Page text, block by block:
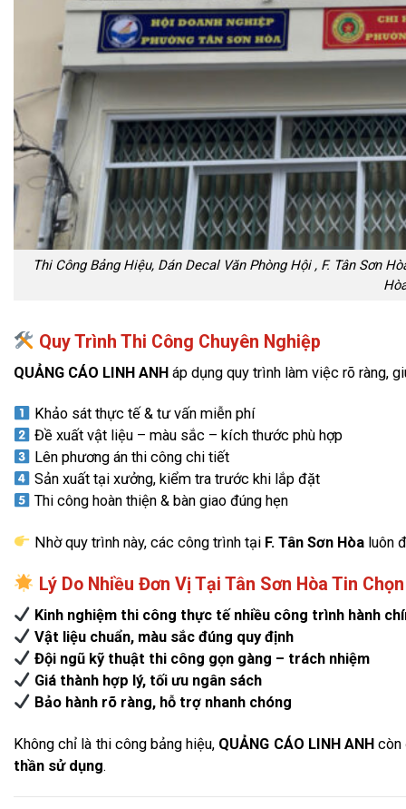
Thi Công Bảng Hiệu, Dán Decal Văn Phòng Hội , F. Tân Sơn
Quy Trình Thi Công Chuyên Nghiệp
QUẢNG CÁO LINH ANH áp dụng quy trình làm việc rõ ràng,
Khảo sát thực tế & tư vấn miễn phí
Đề xuất vật liệu – màu sắc – kích thước phù hợp
Lên phương án thi công chi tiết
Sản xuất tại xưởng, kiểm tra trước khi lắp đặt
Thi công hoàn thiện & bàn giao đúng hẹn
Nhờ quy trình này, các công trình tại F. Tân Sơn Hòaluôn
Lý Do Nhiều Đơn Vị Tại Tân Sơn Hòa Tin
Kinh nghiệm thi công thực tế nhiều công trình hành
Vật liệu chuẩn, màu sắc đúng quy định
Đội ngũ kỹ thuật thi công gọn gàng – trách nhiệm
Giá thành hợp lý, tối ưu ngân sách
Bảo hành rõ ràng, hỗ trợ nhanh chóng
Không chỉ là thi công bảng hiệu, QUẢNG CÁO LINH ANH còn
thần sử dụng.